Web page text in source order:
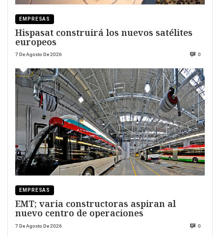
EMPRESAS
Hispasat construirá los nuevos satélites
europeos
7 De Agosto De 2026 0
EMPRESAS
EMT; varia constructoras aspiran al
nuevo centro de operaciones
7 De Agosto De 2026 0